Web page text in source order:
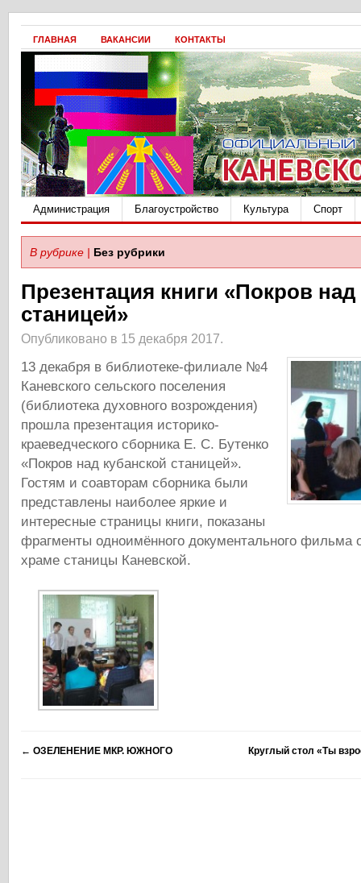
ГЛАВНАЯ ВАКАНСИИ КОНТАКТЫ
Администрация Благоустройство Культура Спорт
В рубрике | Без рубрики
Презентация книги «Покров над
станицей»
Опубликовано в 15 декабря 2017.
13 декабря в библиотеке-филиале №4
Каневского сельского поселения
(библиотека духовного возрождения)
прошла презентация историко-
краеведческого сборника Е. С. Бутенко
«Покров над кубанской станицей».
Гостям и соавторам сборника были
представлены наиболее яркие и
интересные страницы книги, показаны
фрагменты одноимённого документального фильма
храме станицы Каневской.
← ОЗЕЛЕНЕНИЕ МКР. ЮЖНОГО Круглый стол «Ты